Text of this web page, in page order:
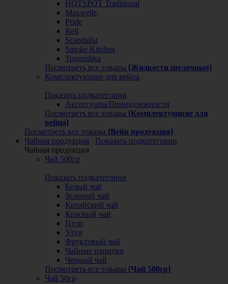
HOTSPOT Traditional
Maxwells
Pride
Rell
Scandalist
Smoke Kitchen
Tungushka
Посмотреть все товары [Жидкости щелочные]
Комплектующие для вейпа
Показать подкатегории
Аксессуары/Принадлежности
Посмотреть все товары [Комплектующие для
вейпа]
Посмотреть все товары [Вейп продукция]
Чайная продукция
Показать подкатегории
Чайная продукция
Чай 500гр
Показать подкатегории
Белый чай
Зеленый чай
Китайский чай
Красный чай
Пуэр
Улун
Фруктовый чай
Чайные напитки
Черный чай
Посмотреть все товары [Чай 500гр]
Чай 50гр